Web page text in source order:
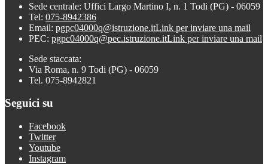
Sede centrale: Uffici Largo Martino I, n. 1 Todi (PG) - 06059
Tel: 075-8942386
Email: pgpc04000q@istruzione.itLink per inviare una mail
PEC: pgpc04000q@pec.istruzione.itLink per inviare una mail
Sede staccata:
Via Roma, n. 9 Todi (PG) - 06059
Tel. 075-8942821
Seguici su
Facebook
Twitter
Youtube
Instagram